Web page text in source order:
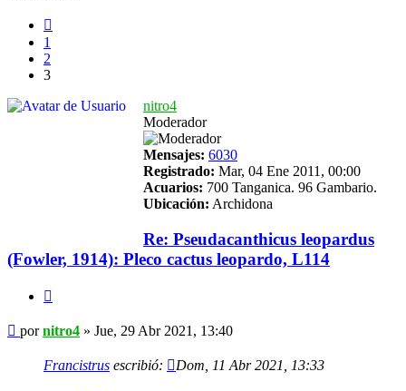
1
2
3
nitro4
Moderador
Mensajes: 6030
Registrado: Mar, 04 Ene 2011, 00:00
Acuarios: 700 Tanganica. 96 Gambario.
Ubicación: Archidona
Re: Pseudacanthicus leopardus
(Fowler, 1914): Pleco cactus leopardo, L114
Mensaje
pornitro4 » Jue, 29 Abr 2021, 13:40
Francistrus escribió: Dom, 11 Abr 2021, 13:33